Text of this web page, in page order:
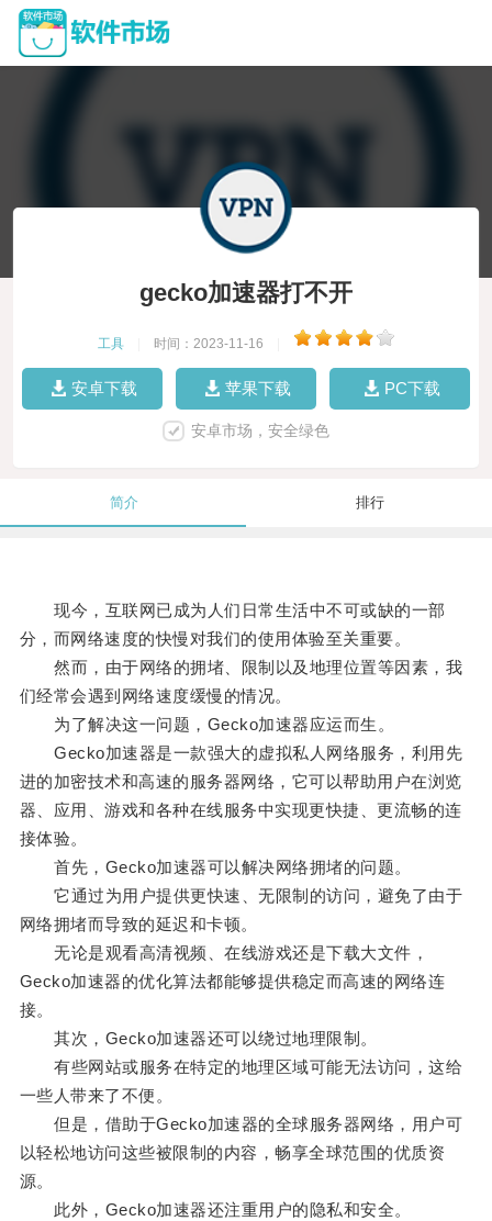
gecko加速器打不开
工具 时间：2023-11-16
安卓下载 苹果下载 PC下载
安卓市场，安全绿色
简介 排行
现今，互联网已成为人们日常生活中不可或缺的一部
分，而网络速度的快慢对我们的使用体验至关重要。
然而，由于网络的拥堵、限制以及地理位置等因素，我
们经常会遇到网络速度缓慢的情况。
为了解决这一问题，Gecko加速器应运而生。
Gecko加速器是一款强大的虚拟私人网络服务，利用先
进的加密技术和高速的服务器网络，它可以帮助用户在浏览
器、应用、游戏和各种在线服务中实现更快捷、更流畅的连
接体验。
首先，Gecko加速器可以解决网络拥堵的问题。
它通过为用户提供更快速、无限制的访问，避免了由于
网络拥堵而导致的延迟和卡顿。
无论是观看高清视频、在线游戏还是下载大文件，
Gecko加速器的优化算法都能够提供稳定而高速的网络连
接。
其次，Gecko加速器还可以绕过地理限制。
有些网站或服务在特定的地理区域可能无法访问，这给
一些人带来了不便。
但是，借助于Gecko加速器的全球服务器网络，用户可
以轻松地访问这些被限制的内容，畅享全球范围的优质资
源。
此外，Gecko加速器还注重用户的隐私和安全。